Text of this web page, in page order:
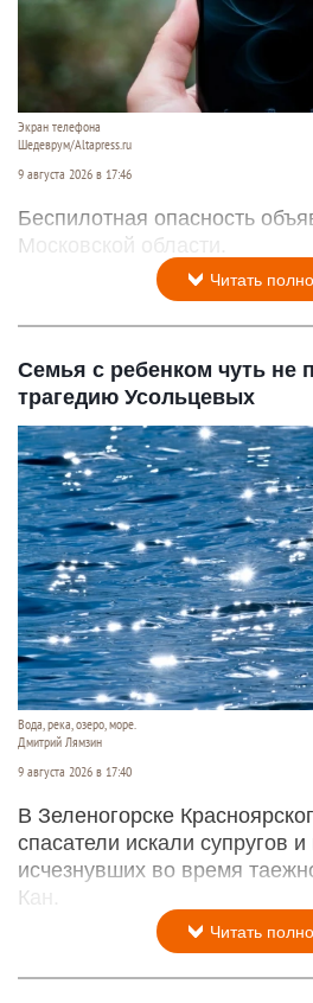
Экран телефона
Шедеврум/Altapress.ru
9 августа 2026 в 17:46
Беспилотная опасность
Московской области.
Читать
Семья с ребенком чуть не
трагедию Усольцевых
Вода, река, озеро, море.
Дмитрий Лямзин
9 августа 2026 в 17:40
В Зеленогорске
спасатели искали супругов
исчезнувших во время
Кан.
Читать